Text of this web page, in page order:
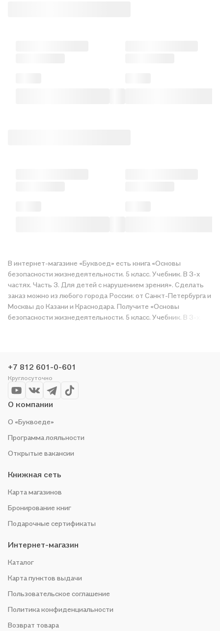
В интернет-магазине «Буквоед» есть книга «Основы
безопасности жизнедеятельности. 5 класс. Учебник. В 3-х
частях. Часть 3. Для детей с нарушением зрения». Сделать
заказ можно из любого города России: от Санкт-Петербурга и
Москвы до Казани и Краснодара. Получите «Основы
безопасности жизнедеятельности. 5 класс. Учебник. В 3-х
проводим акции. Оставайтесь с нами, чтобы не упустить
выгоду!
+7 812 601-0-601
Круглосуточно
О компании
О «Буквоеде»
Программа лояльности
Открытые вакансии
Книжная сеть
Карта магазинов
Бронирование книг
Подарочные сертификаты
Интернет-магазин
Каталог
Карта пунктов выдачи
Пользовательское соглашение
Политика конфиденциальности
Возврат товара